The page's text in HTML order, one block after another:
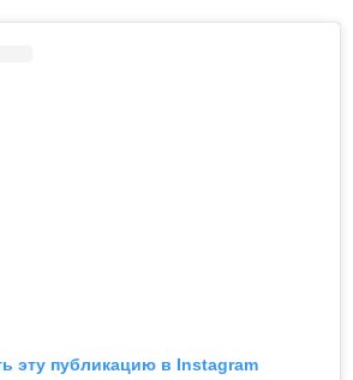
эту публикацию в Instagram